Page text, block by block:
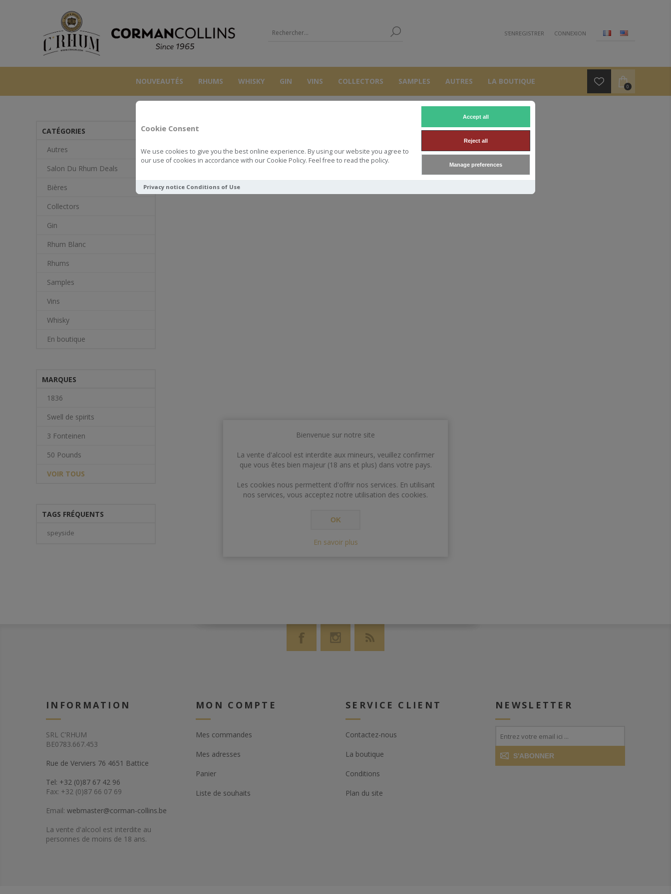
Cookie Consent
We use cookies to give you the best online experience. By using our website you agree to
our use of cookies in accordance with our Cookie Policy. Feel free to read the policy.
Accept all
Reject all
Manage preferences
Privacy notice Conditions of Use
S'ENREGISTRER CONNEXION
NOUVEAUTÉS RHUMS WHISKY GIN VINS COLLECTORS SAMPLES AUTRES LA BOUTIQUE
0
FOXTALE
CATÉGORIES
Autres
Salon Du Rhum Deals
Bières
Collectors
Gin
Rhum Blanc
Rhums
Samples
Vins
Whisky
En boutique
MARQUES
1836
Swell de spirits
3 Fonteinen
50 Pounds
VOIR TOUS
TAGS FRÉQUENTS
speyside
INFORMATION
SRL C’RHUM
BE0783.667.453
Rue de Verviers 76 4651 Battice
Tel: +32 (0)87 67 42 96
Fax: +32 (0)87 66 07 69
Email: webmaster@corman-collins.be
La vente d'alcool est interdite au
personnes de moins de 18 ans.
MON COMPTE
Mes commandes
Mes adresses
Panier
Liste de souhaits
SERVICE CLIENT
Contactez-nous
La boutique
Conditions
Plan du site
NEWSLETTER
S'ABONNER
Bienvenue sur notre site
La vente d'alcool est interdite aux mineurs, veuillez confirmer
que vous êtes bien majeur (18 ans et plus) dans votre pays.
Les cookies nous permettent d'offrir nos services. En utilisant
nos services, vous acceptez notre utilisation des cookies.
OK
En savoir plus